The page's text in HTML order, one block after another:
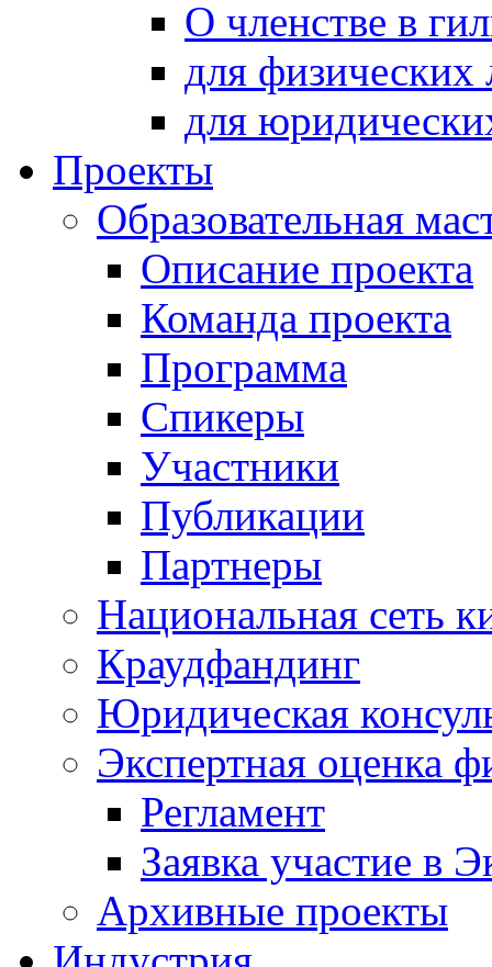
О членстве в
для физических
для
Проекты
Образовательная
Описание проекта
Команда проекта
Программа
Спикеры
Участники
Публикации
Партнеры
Национальная сеть
Краудфандинг
Юридическая
Экспертная оценка
Регламент
Заявка участие в
Архивные проекты